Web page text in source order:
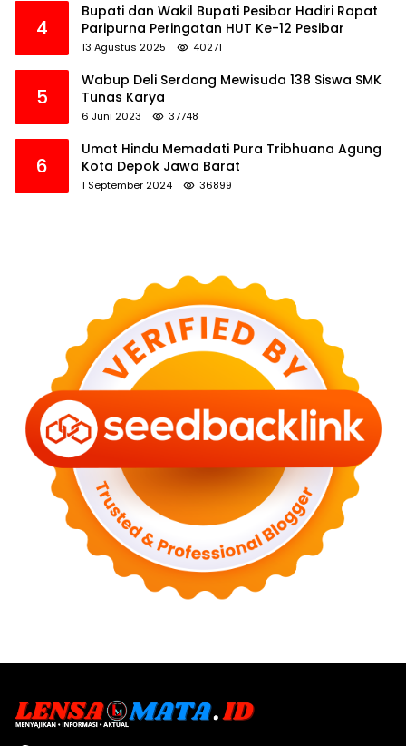
4
Bupati dan Wakil Bupati Pesibar Hadiri Rapat
Paripurna Peringatan HUT Ke-12 Pesibar
13 Agustus 2025 40271
5
Wabup Deli Serdang Mewisuda 138 Siswa SMK
Tunas Karya
6 Juni 2023 37748
6
Umat Hindu Memadati Pura Tribhuana Agung
Kota Depok Jawa Barat
1 September 2024 36899